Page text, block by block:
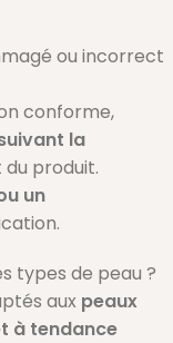
ou incorrect
conforme,
la
produit.
un
types de peau ?
aux peaux
à tendance